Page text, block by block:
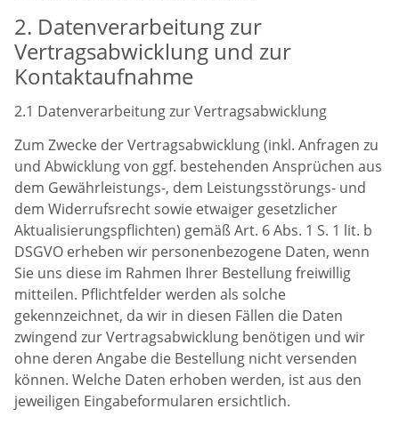
2. Datenverarbeitung zur
Vertragsabwicklung und zur
Kontaktaufnahme
2.1 Datenverarbeitung zur Vertragsabwicklung
Zum Zwecke der Vertragsabwicklung (inkl. Anfragen zu
und Abwicklung von ggf. bestehenden Ansprüchen aus
dem Gewährleistungs-, dem Leistungsstörungs- und
dem Widerrufsrecht sowie etwaiger gesetzlicher
Aktualisierungspflichten) gemäß Art. 6 Abs. 1 S. 1 lit. b
DSGVO erheben wir personenbezogene Daten, wenn
Sie uns diese im Rahmen Ihrer Bestellung freiwillig
mitteilen. Pflichtfelder werden als solche
gekennzeichnet, da wir in diesen Fällen die Daten
zwingend zur Vertragsabwicklung benötigen und wir
ohne deren Angabe die Bestellung nicht versenden
können. Welche Daten erhoben werden, ist aus den
jeweiligen Eingabeformularen ersichtlich.